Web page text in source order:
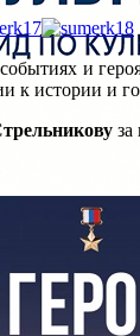
и
к истории и
за